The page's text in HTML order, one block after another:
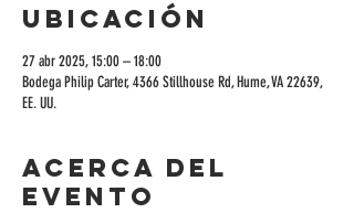
ubicación
27 abr 2025, 15:00 – 18:00
Bodega Philip Carter, 4366 Stillhouse Rd, Hume, VA 22639,
EE. UU.
Acerca del
evento